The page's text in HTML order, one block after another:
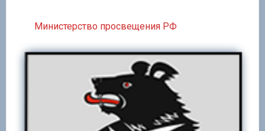
Министерство просвещения РФ